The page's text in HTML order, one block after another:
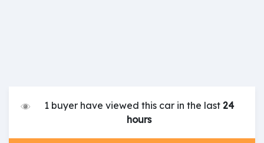
1 buyer have viewed this car in the last24
hours